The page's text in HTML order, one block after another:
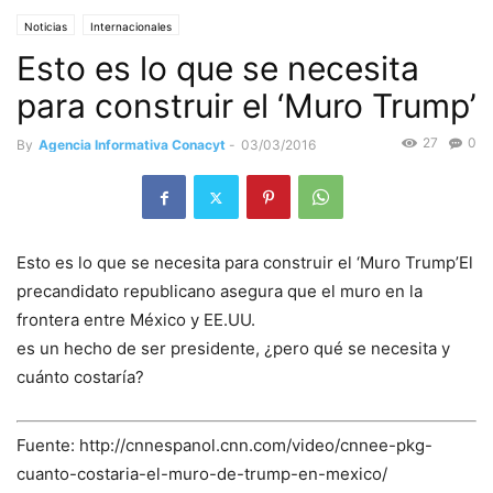
Noticias Internacionales
Esto es lo que se necesita
para construir el ‘Muro Trump’
By Agencia Informativa Conacyt - 03/03/2016 0
27
Esto es lo que se necesita para construir el ‘Muro Trump’El
precandidato republicano asegura que el muro en la
frontera entre México y EE.UU.
es un hecho de ser presidente, ¿pero qué se necesita y
cuánto costaría?
Fuente: http://cnnespanol.cnn.com/video/cnnee-pkg-
cuanto-costaria-el-muro-de-trump-en-mexico/